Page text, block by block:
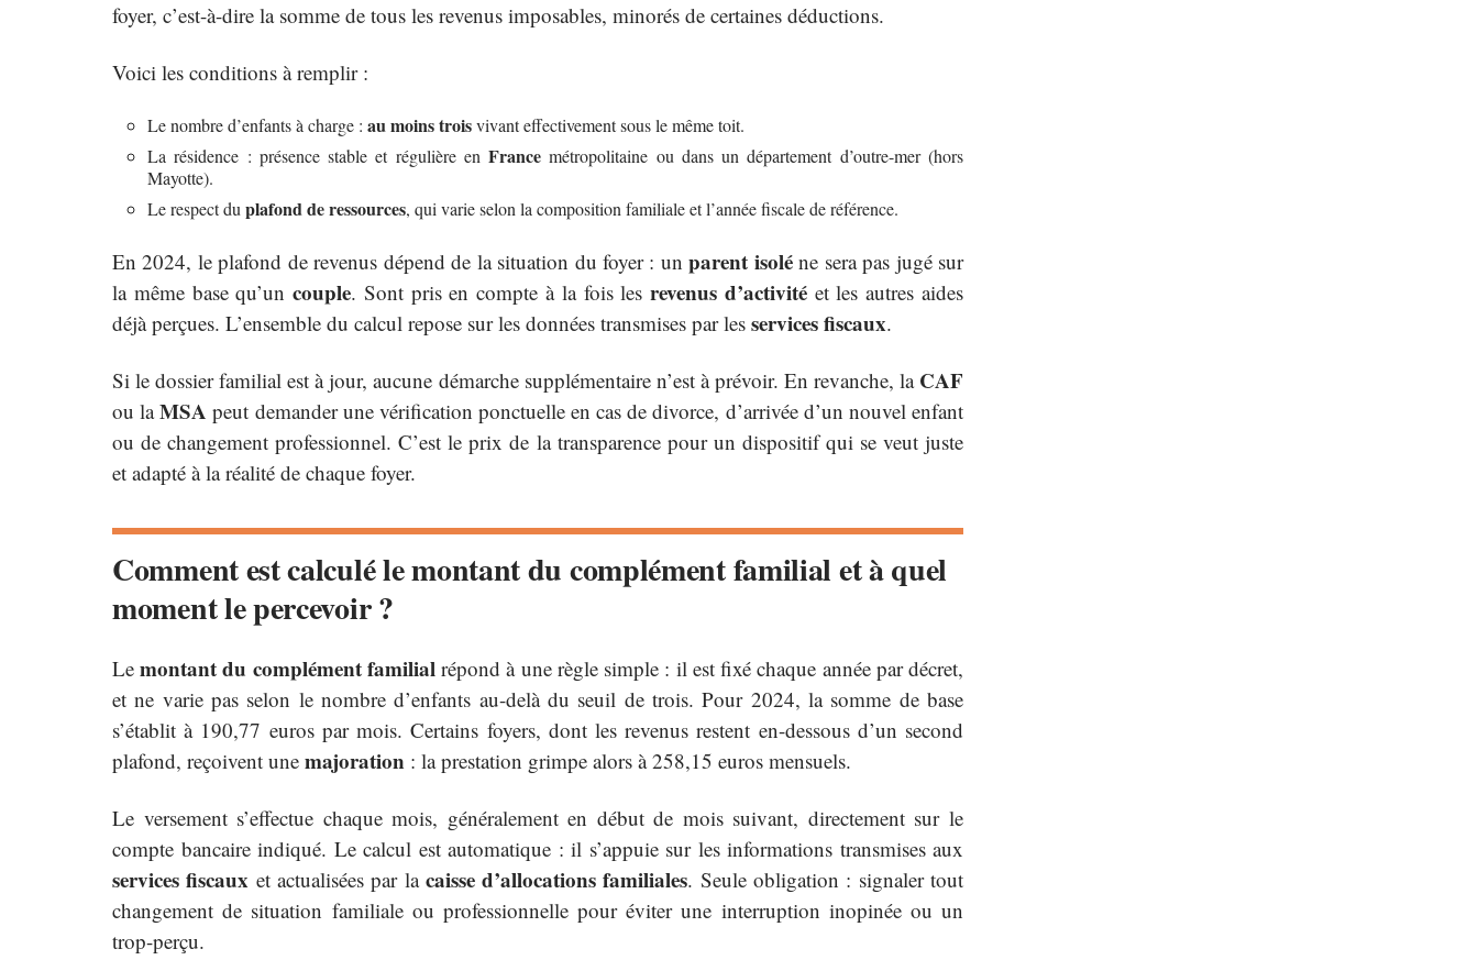
foyer, c’est-à-dire la somme de tous les revenus imposables, minorés de certaines déductions.
Voici les conditions à remplir :
Le nombre d’enfants à charge : au moins troisvivant effectivement sous le même toit.
La résidence : présence stable et régulière enFrance métropolitaine ou dans un département d’outre-mer (hors
Mayotte).
Le respect du plafond de ressources, qui varie selon la composition familiale et l’année fiscale de référence.
En 2024, le plafond de revenus dépend de la situation du foyer : unparent isoléne sera pas jugé sur
la même base qu’uncouple. Sont pris en compte à la fois lesrevenus d’activitéet les autres aides
déjà perçues. L’ensemble du calcul repose sur les données transmises par les services fiscaux.
Si le dossier familial est à jour, aucune démarche supplémentaire n’est à prévoir. En revanche, la CAF
ou laMSA peut demander une vérification ponctuelle en cas de divorce, d’arrivée d’un nouvel enfant
ou de changement professionnel. C’est le prix de la transparence pour un dispositif qui se veut juste
et adapté à la réalité de chaque foyer.
Comment est calculé le montant du complément familial et à quel
moment le percevoir ?
Lemontant du complément familialrépond à une règle simple : il est fixé chaque année par décret,
et ne varie pas selon le nombre d’enfants au-delà du seuil de trois. Pour 2024, la somme de base
s’établit à 190,77 euros par mois. Certains foyers, dont les revenus restent en-dessous d’un second
plafond, reçoivent une majoration : la prestation grimpe alors à 258,15 euros mensuels.
Le versement s’effectue chaque mois, généralement en début de mois suivant, directement sur le
compte bancaire indiqué. Le calcul est automatique : il s’appuie sur les informations transmises aux
services fiscaux et actualisées par la caisse d’allocations familiales. Seule obligation : signaler tout
changement de situation familiale ou professionnelle pour éviter une interruption inopinée ou un
trop-perçu.